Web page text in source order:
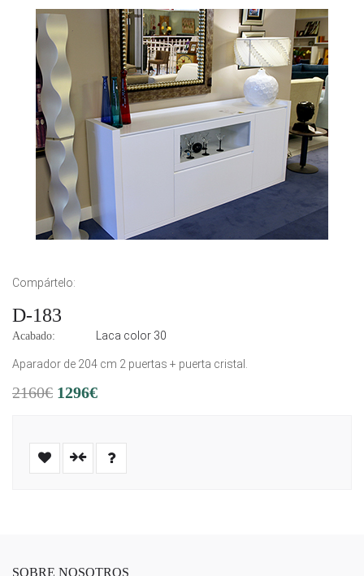
Compártelo:
D-183
Acabado: Laca color 30
Aparador de 204 cm 2 puertas + puerta cristal.
2160€ 1296€
SOBRE NOSOTROS